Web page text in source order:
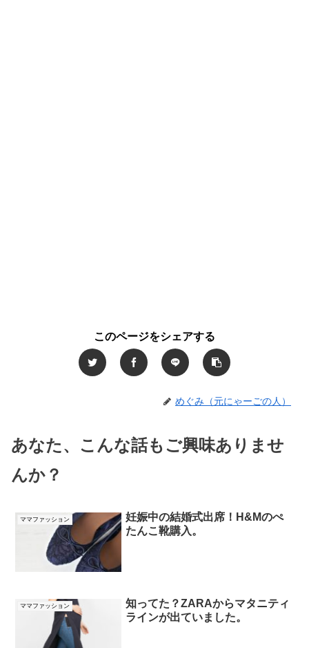
このページをシェアする
めぐみ（元にゃーごの人）
あなた、こんな話もご興味ありませ
んか？
ママファッション
妊娠中の結婚式出席！H&Mのぺ
たんこ靴購入。
ママファッション
知ってた？ZARAからマタニティ
ラインが出ていました。